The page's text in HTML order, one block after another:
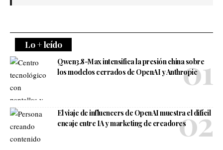
Lo + leído
Qwen3.8-Max intensifica la presión china sobre
los modelos cerrados de OpenAI y Anthropic
El viaje de influencers de OpenAI muestra el difícil
encaje entre IA y marketing de creadores